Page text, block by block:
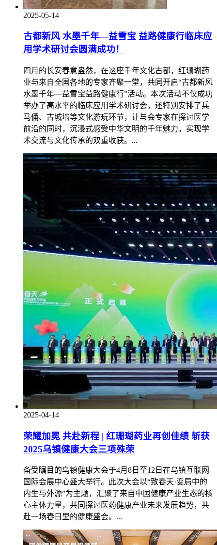
2025-05-14
古都新风 水墨千年—益雪宝 益路健康行临床应
用学术研讨会圆满成功！
四月的长安春意盎然，在这座千年文化古都，红珊瑚药
业与来自全国各地的专家齐聚一堂，共同开启“古都新风
水墨千年—益雪宝益路健康行”活动。本次活动不仅成功
举办了高水平的临床应用学术研讨会，还特别安排了兵
马俑、古城墙等文化游玩环节，让与会专家在探讨医学
前沿的同时，沉浸式感受中华文明的千年魅力，实现学
术交流与文化传承的双重收获。...
2025-04-14
荣耀加冕 共赴新程 | 红珊瑚药业再创佳绩 斩获
2025乌镇健康大会三项殊荣
备受瞩目的乌镇健康大会于4月8日至12日在乌镇互联网
国际会展中心盛大举行。此次大会以“致春天·变局中的
内生与外源”为主题，汇聚了来自中国健康产业生态的核
心主体力量，共同探讨医药健康产业未来发展趋势，共
赴一场春日里的健康盛会。...